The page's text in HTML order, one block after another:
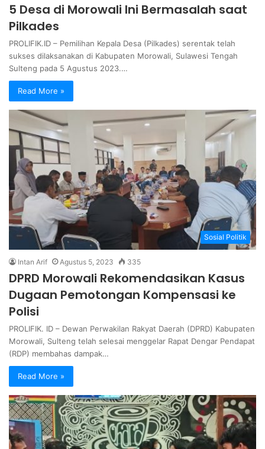
5 Desa di Morowali Ini Bermasalah saat
Pilkades
PROLIFIK.ID – Pemilihan Kepala Desa (Pilkades) serentak telah
sukses dilaksanakan di Kabupaten Morowali, Sulawesi Tengah
Sulteng pada 5 Agustus 2023.…
Read More »
Sosial Politik
Intan Arif Agustus 5, 2023 335
DPRD Morowali Rekomendasikan Kasus
Dugaan Pemotongan Kompensasi ke
Polisi
PROLIFIK. ID – Dewan Perwakilan Rakyat Daerah (DPRD) Kabupaten
Morowali, Sulteng telah selesai menggelar Rapat Dengar Pendapat
(RDP) membahas dampak…
Read More »